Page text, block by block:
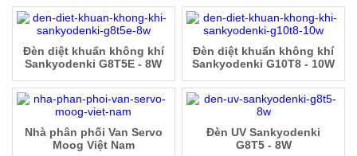
Đèn diệt khuẩn không khí
Sankyodenki G10T8 - 10W
Đèn diệt khuẩn không khí
Sankyodenki G8T5E - 8W
Đèn UV Sankyodenki
G8T5 - 8W
Nhà phân phối Van Servo
Moog Việt Nam